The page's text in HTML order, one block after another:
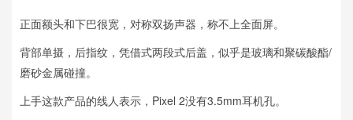
正面额头和下巴很宽，对称双扬声器，称不上全面屏。
背部单摄，后指纹，凭借式两段式后盖，似乎是玻璃和聚碳酸酯/
磨砂金属碰撞。
上手这款产品的线人表示，Pixel 2没有3.5mm耳机孔。